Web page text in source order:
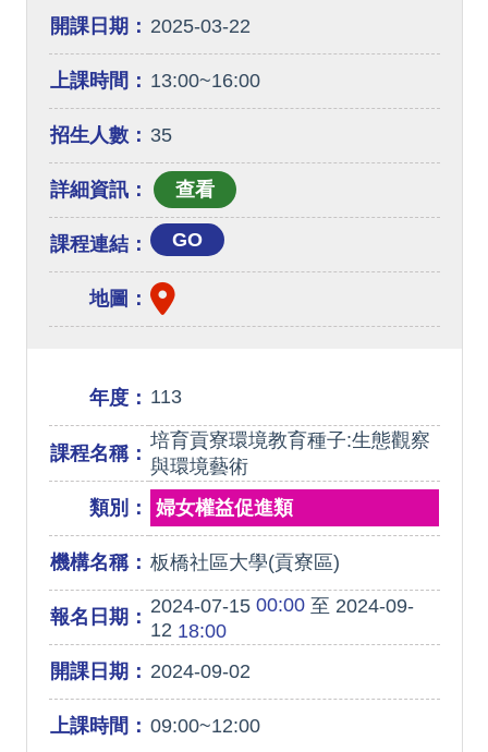
開課日期： 2025-03-22
上課時間： 13:00~16:00
招生人數： 35
詳細資訊：
課程連結： GO
地圖：
年度： 113
課程名稱：
培育貢寮環境教育種子:生態觀察
與環境藝術
類別：
婦女權益促進類
機構名稱： 板橋社區大學(貢寮區)
報名日期： 2024-07-1500:00至 2024-09-
12 18:00
開課日期： 2024-09-02
上課時間： 09:00~12:00